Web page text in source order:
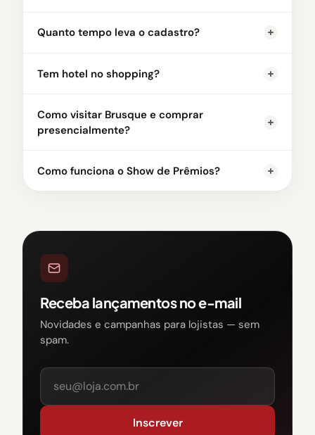
Quanto tempo leva o cadastro?
Tem hotel no shopping?
Como visitar Brusque e comprar
presencialmente?
Como funciona o Show de Prêmios?
Receba lançamentos no e-mail
Novidades e campanhas para lojistas — sem
spam.
Inscrever